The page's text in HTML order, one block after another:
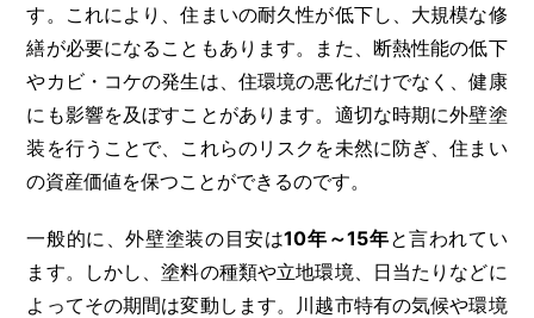
す。これにより、住まいの耐久性が低下し、大規模な修
繕が必要になることもあります。また、断熱性能の低下
やカビ・コケの発生は、住環境の悪化だけでなく、健康
にも影響を及ぼすことがあります。適切な時期に外壁塗
装を行うことで、これらのリスクを未然に防ぎ、住まい
の資産価値を保つことができるのです。
一般的に、外壁塗装の目安は10年～15年と言われてい
ます。しかし、塗料の種類や立地環境、日当たりなどに
よってその期間は変動します。川越市特有の気候や環境